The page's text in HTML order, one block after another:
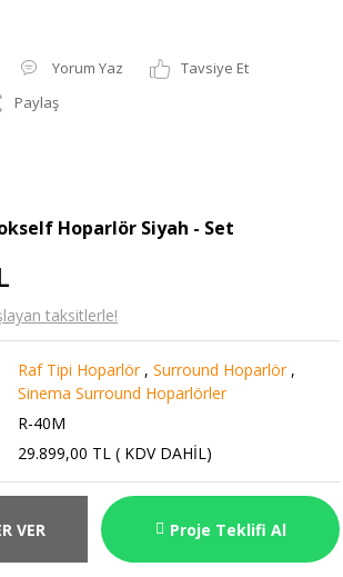
Yorum Yaz
Tavsiye Et
Paylaş
Hoparlör Siyah - Set
taksitlerle!
Raf Tipi Hoparlör , Surround Hoparlör ,
Sinema Surround Hoparlörler
R-40M
29.899,00 TL ( KDV DAHİL)
VER Proje Teklifi Al